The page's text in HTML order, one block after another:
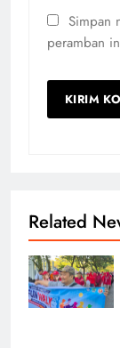
Simpan
peramban
Related